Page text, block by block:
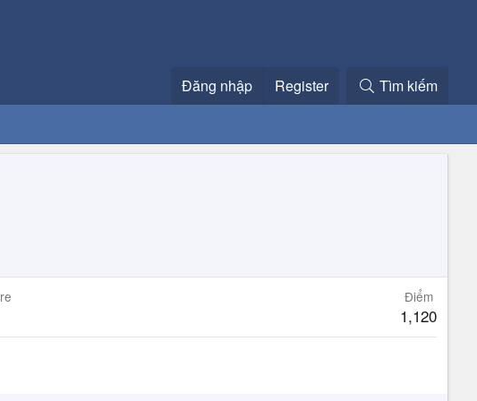
Đăng nhập Register Tìm kiếm
Điểm
1,120